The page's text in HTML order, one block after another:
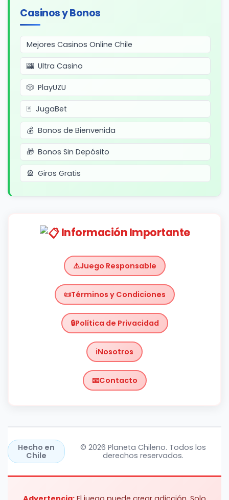
Casinos y Bonos
Mejores Casinos Online Chile
Ultra Casino
PlayUZU
JugaBet
Bonos de Bienvenida
Bonos Sin Depósito
Giros Gratis
Información Importante
Juego Responsable
Términos y Condiciones
Política de Privacidad
Nosotros
Contacto
Hecho en
Chile
© 2026 Planeta Chileno. Todos los
derechos reservados.